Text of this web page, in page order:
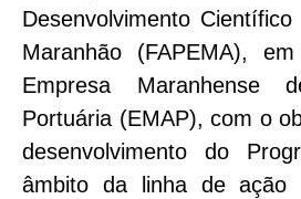
Desenvolvimento
Maranhão (FAPEMA),
Empresa Maranhense
Portuária (EMAP), com o
desenvolvimento do
âmbito da linha de ação